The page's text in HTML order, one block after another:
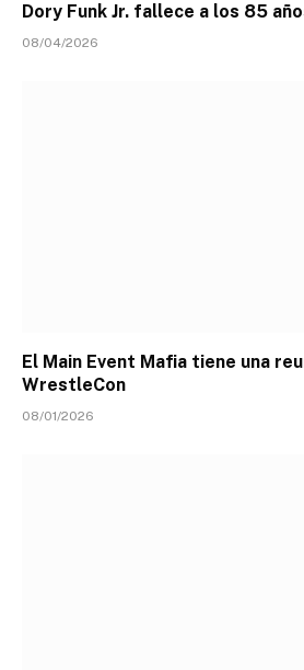
Dory Funk Jr. fallece a los 85
08/04/2026
El Main Event Mafia tiene una
WrestleCon
08/01/2026